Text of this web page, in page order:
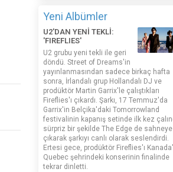
Yeni Albümler
U2'DAN YENİ TEKLİ:
'FIREFLIES'
U2 grubu yeni tekli ile geri
döndü. Street of Dreams'in
yayınlanmasından sadece birkaç hafta
sonra, İrlandalı grup Hollandalı DJ ve
prodüktör Martin Garrix'le çalıştıkları
Fireflies'ı çıkardı. Şarkı, 17 Temmuz'da
Garrix'in Belçika'daki Tomorrowland
festivalinin kapanış setinde ilk kez
sürpriz bir şekilde The Edge de sahneye
çıkarak şarkıyı canlı olarak seslendirdi.
Ertesi gece, prodüktör Fireflies'ı
Quebec şehrindeki konserinin finalinde
tekrar dinletti.